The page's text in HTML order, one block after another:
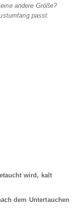
andere Größe?
passt.
wird, kalt
dem Untertauchen